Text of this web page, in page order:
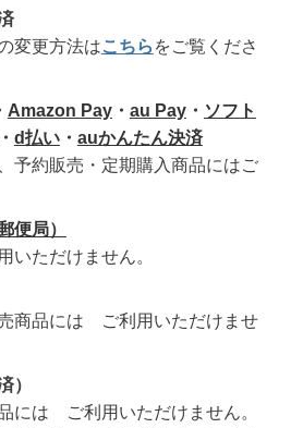
変更方法はこちら をご覧くださ
Amazon Pay・ au Pay・ ソフト
d払い・ auかんたん決済
予約販売・定期購入商品にはご
便局）
いただけません。
商品には ご利用いただけませ
）
には ご利用いただけません。